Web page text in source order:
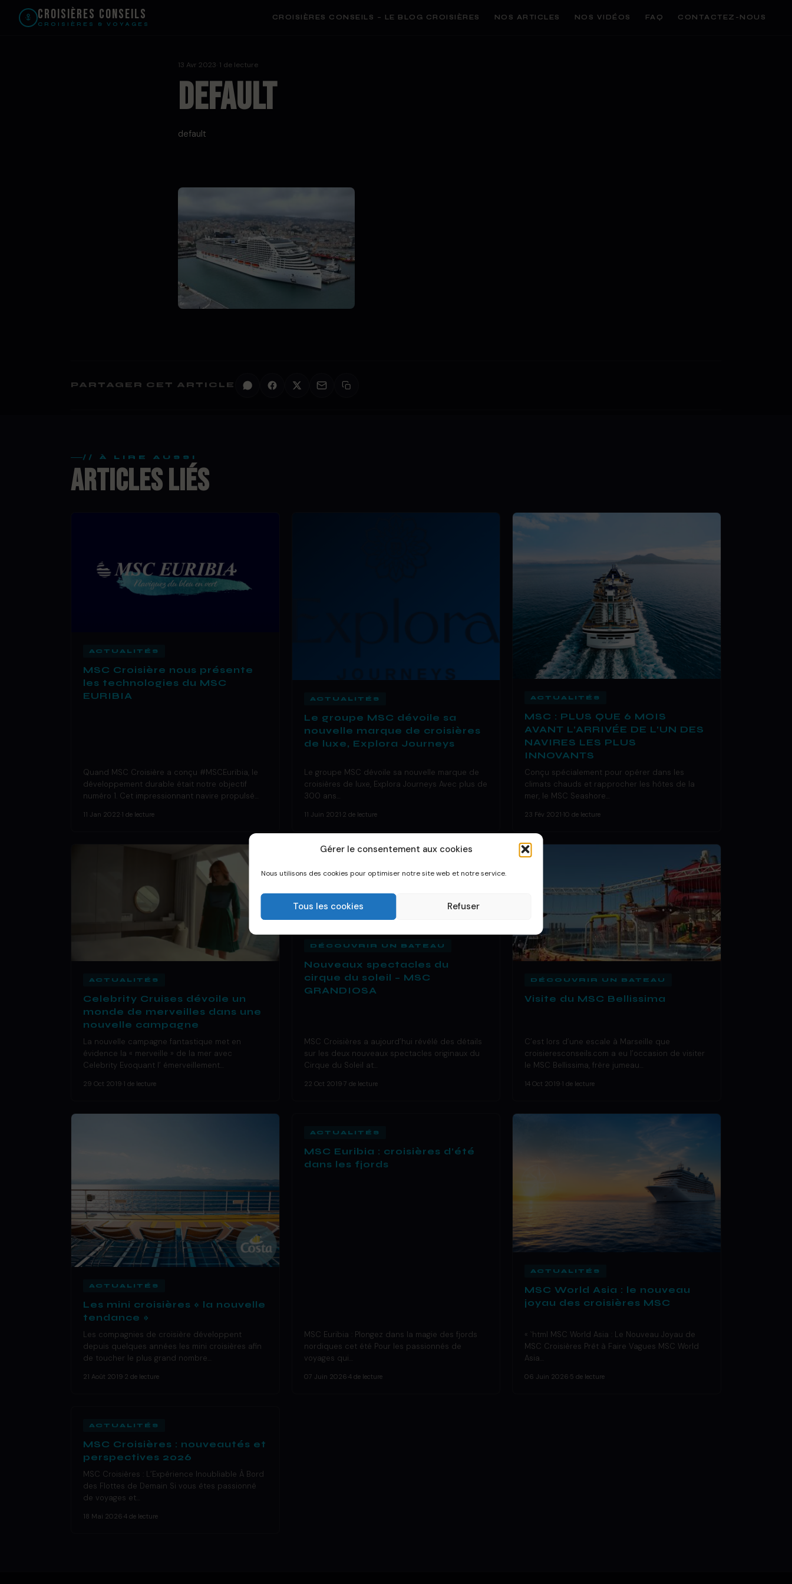
Gérer le consentement aux cookies
Nous utilisons des cookies pour optimiser notre site web et notre service.
Tous les cookies Refuser
Croisières Conseils
CROISIÈRES & VOYAGES
CROISIÈRES CONSEILS – LE BLOG CROISIÈRES NOS ARTICLES NOS VIDÉOS FAQ CONTACTEZ-NOUS
13 Avr 2023 · 1 de lecture
default
default
PARTAGER CET ARTICLE
// À LIRE AUSSI
ARTICLES LIÉS
ACTUALITÉS
MSC Croisière nous présente
les technologies du MSC
EURIBIA
Quand MSC Croisière a conçu #MSCEuribia, le
développement durable était notre objectif
numéro 1. Cet impressionnant navire propulsé…
11 Jan 2022 1 de lecture
ACTUALITÉS
Le groupe MSC dévoile sa
nouvelle marque de croisières
de luxe, Explora Journeys
Le groupe MSC dévoile sa nouvelle marque de
croisières de luxe, Explora Journeys Avec plus de
300 ans…
11 Juin 2021 2 de lecture
ACTUALITÉS
MSC : PLUS QUE 6 MOIS
AVANT L’ARRIVÉE DE L’UN DES
NAVIRES LES PLUS
INNOVANTS
Conçu spécialement pour opérer dans les
climats chauds et rapprocher les hôtes de la
mer, le MSC Seashore…
23 Fév 2021 10 de lecture
ACTUALITÉS
Celebrity Cruises dévoile un
monde de merveilles dans une
nouvelle campagne
La nouvelle campagne fantastique met en
évidence la « merveille » de la mer avec
Celebrity Evoquant l’ émerveillement…
29 Oct 2019 1 de lecture
DÉCOUVRIR UN BATEAU
Nouveaux spectacles du
cirque du soleil – MSC
GRANDIOSA
MSC Croisières a aujourd’hui révélé des détails
sur les deux nouveaux spectacles originaux du
Cirque du Soleil at…
22 Oct 2019 7 de lecture
DÉCOUVRIR UN BATEAU
Visite du MSC Bellissima
C’est lors d’une escale à Marseille que
croisieresconseils.com a eu l’occasion de visiter
le MSC Bellissima, frère jumeau…
14 Oct 2019 1 de lecture
ACTUALITÉS
Les mini croisières « la nouvelle
tendance »
Les compagnies de croisière développent
depuis quelques années les mini croisières afin
de toucher le plus grand nombre…
21 Août 2019 2 de lecture
ACTUALITÉS
MSC Euribia : croisières d’été
dans les fjords
MSC Euribia : Plongez dans la magie des fjords
nordiques cet été Pour les passionnés de
voyages qui…
07 Juin 2026 4 de lecture
ACTUALITÉS
MSC World Asia : le nouveau
joyau des croisières MSC
« `html MSC World Asia : Le Nouveau Joyau de
MSC Croisières Prêt à Faire Vagues MSC World
Asia…
06 Juin 2026 5 de lecture
ACTUALITÉS
MSC Croisières : nouveautés et
perspectives 2026
MSC Croisières : L’Expérience Inoubliable À Bord
des Flottes de Demain Si vous êtes passionné
de voyages et…
18 Mai 2026 4 de lecture